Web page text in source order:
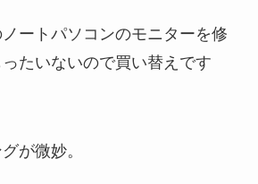
ートパソコンのモニターを修
たいないので買い替えです
が微妙。